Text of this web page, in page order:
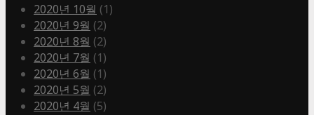
2020년 10월 (1)
2020년 9월 (2)
2020년 8월 (2)
2020년 7월 (1)
2020년 6월 (1)
2020년 5월 (2)
2020년 4월 (5)